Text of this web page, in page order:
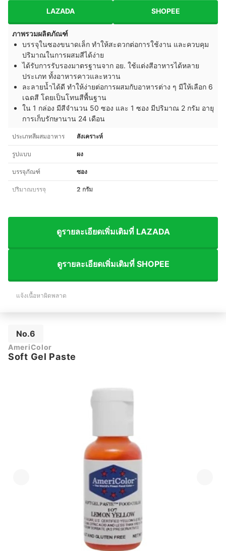
LAZADA SHOPEE
ภาพรวมผลิตภัณฑ์
บรรจุในซองขนาดเล็ก ทำให้สะดวกต่อการใช้งาน และควบคุม
ปริมาณในการผสมสีได้ง่าย
ได้รับการรับรองมาตรฐานจาก อย. ใช้แต่งสีอาหารได้หลาย
ประเภท ทั้งอาหารคาวและหวาน
ละลายน้ำได้ดี ทำให้ง่ายต่อการผสมกับอาหารต่าง ๆ มีให้เลือก 6
เฉดสี โดยเป็นโทนสีพื้นฐาน
ใน 1 กล่อง มีสีจำนวน 50 ซอง และ 1 ซอง มีปริมาณ 2 กรัม อายุ
การเก็บรักษานาน 24 เดือน
ประเภทสีผสมอาหาร สังเคราะห์
รูปแบบ ผง
บรรจุภัณฑ์ ซอง
ปริมาณบรรจุ 2 กรัม
ดูรายละเอียดเพิ่มเติมที่ LAZADA
ดูรายละเอียดเพิ่มเติมที่ SHOPEE
แจ้งเนื้อหาผิดพลาด
No.6
AmeriColor
Soft Gel Paste